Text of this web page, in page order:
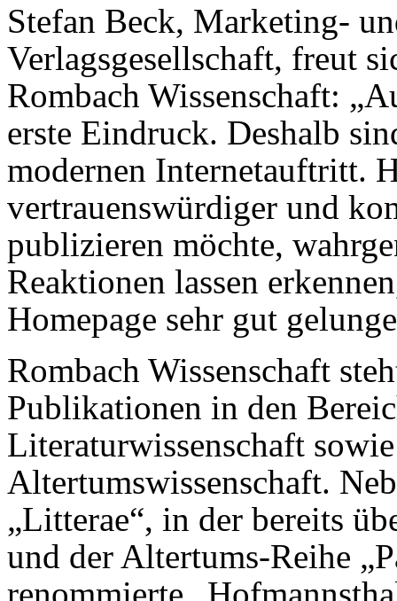
Stefan Beck, Marketing-
Verlagsgesellschaft, freut
Rombach Wissenschaft:
erste Eindruck. Deshalb
modernen Internetauftritt.
vertrauenswürdiger und
publizieren möchte,
Reaktionen lassen
Homepage sehr gut
Rombach Wissenschaft
Publikationen in den
Literaturwissenschaft
Altertumswissenschaft.
„Litterae“, in der bereits
und der Altertums-Reihe
renommierte